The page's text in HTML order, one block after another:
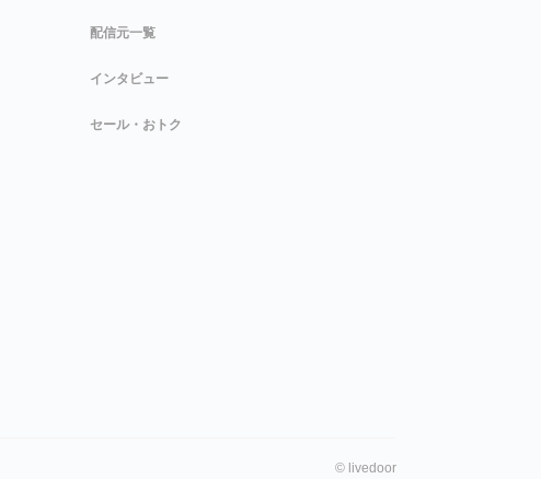
配信元一覧
インタビュー
セール・おトク
© livedoor